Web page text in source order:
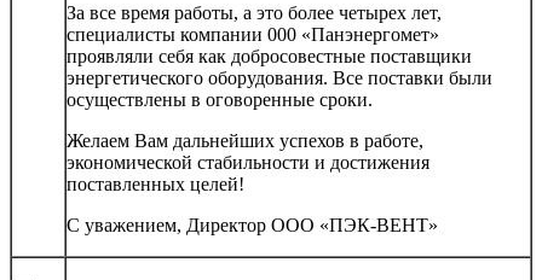
За все время работы, а это более четырех лет,
специалисты компании 000 «Панэнергомет»
проявляли себя как добросовестные поставщики
энергетического оборудования. Все поставки были
осуществлены в оговоренные сроки.
Желаем Вам дальнейших успехов в работе,
экономической стабильности и достижения
поставленных целей!
С уважением, Директор ООО «ПЭК-ВЕНТ»